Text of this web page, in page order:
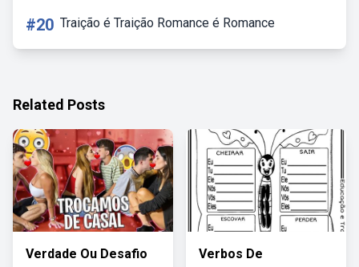
#20 Traição é Traição Romance é Romance
Related Posts
Verdade Ou Desafio
Verbos De